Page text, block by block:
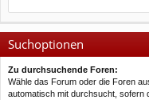
Suchoptionen
Zu durchsuchende Foren:
Wähle das Forum oder die Foren
automatisch mit durchsucht, sofern